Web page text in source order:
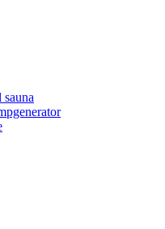
sauna